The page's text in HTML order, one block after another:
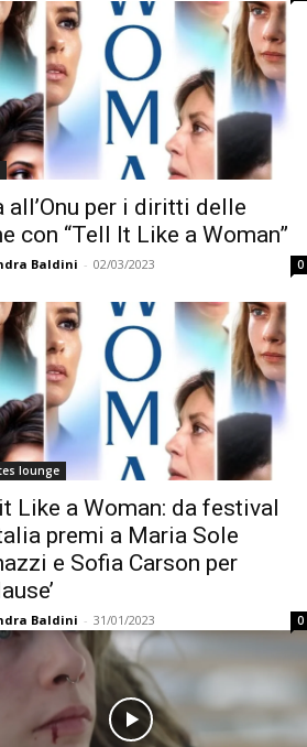
all’Onu per i diritti delle
con “Tell It Like a Woman”
Baldini - 02/03/2023 0
lounge
Like a Woman: da festival
premi a Maria Sole
e Sofia Carson per
Baldini - 31/01/2023 0